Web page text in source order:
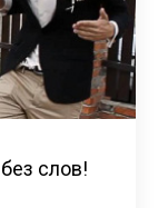
слов!